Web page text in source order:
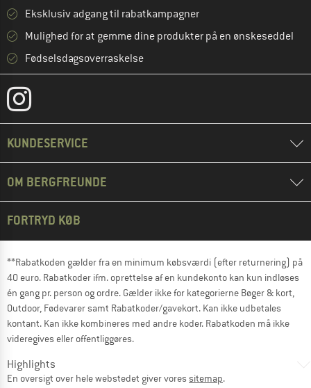
Eksklusiv adgang til rabatkampagner
Mulighed for at gemme dine produkter på en ønskeseddel
Fødselsdagsoverraskelse
KUNDESERVICE
OM BERGFREUNDE
FORTRYD KØB
**Rabatkoden gælder fra en minimum købsværdi (efter returnering) på
40 euro. Rabatkoder ifm. oprettelse af en kundekonto kan kun indløses
én gang pr. person og ordre. Gælder ikke for kategorierne Bøger & kort,
Outdoor, Fødevarer samt Rabatkoder/gavekort. Kan ikke udbetales
kontant. Kan ikke kombineres med andre koder. Rabatkoden må ikke
videregives eller offentliggøres.
Highlights
En oversigt over hele webstedet giver voressitemap.